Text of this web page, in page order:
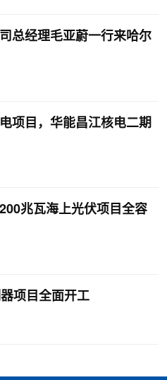
总经理毛亚蔚一行来哈尔
项目，华能昌江核电二期
兆瓦海上光伏项目全容
项目全面开工